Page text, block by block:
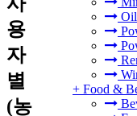
+ Food &
용
자
별
(농